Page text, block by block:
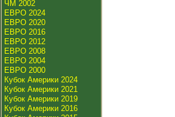
ЧМ 2002
ЕВРО 2024
ЕВРО 2020
ЕВРО 2016
ЕВРО 2012
ЕВРО 2008
ЕВРО 2004
ЕВРО 2000
Кубок Америки 2024
Кубок Америки 2021
Кубок Америки 2019
Кубок Америки 2016